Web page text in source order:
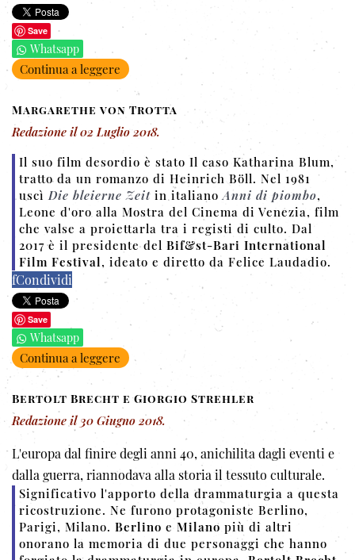
Save
Whatsapp
Continua a leggere
Margarethe von Trotta
Redazione il02 Luglio 2018.
Il suo film desordio è stato Il caso Katharina Blum,
tratto da un romanzo di Heinrich Böll. Nel 1981
uscì Die bleierne Zeit in italiano Anni di piombo,
Leone d'oro alla Mostra del Cinema di Venezia, film
che valse a proiettarla tra i registi di culto. Dal
2017 è il presidente del Bif&st-Bari International
Film Festival, ideato e diretto da Felice Laudadio.
fCondividi
Save
Whatsapp
Continua a leggere
Bertolt Brecht e Giorgio Strehler
Redazione il 30 Giugno 2018.
L'europa dal finire degli anni 40, anichilita dagli eventi e
dalla guerra, riannodava alla storia il tessuto culturale.
Significativo l'apporto della drammaturgia a questa
ricostruzione. Ne furono protagoniste Berlino,
Parigi, Milano. Berlino e Milano più di altri
onorano la memoria di due personaggi che hanno